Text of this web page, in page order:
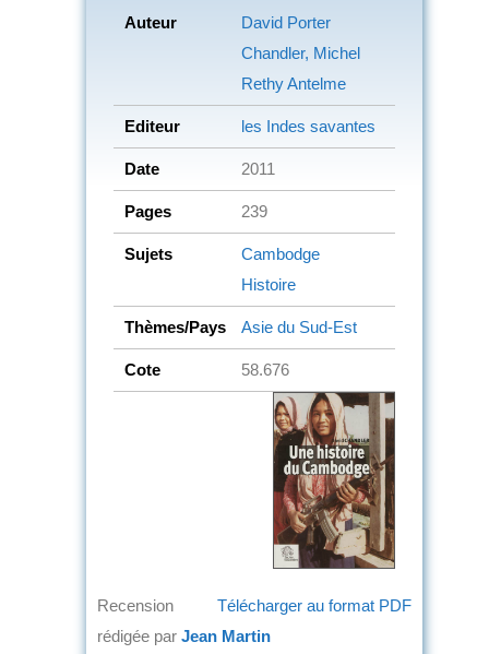
Auteur
David Porter
Chandler, Michel
Rethy Antelme
Editeur les Indes savantes
Date 2011
Pages 239
Sujets
Cambodge
Histoire
Thèmes/Pays Asie du Sud-Est
Cote 58.676
Télécharger au format PDF
Recension
rédigée par Jean Martin